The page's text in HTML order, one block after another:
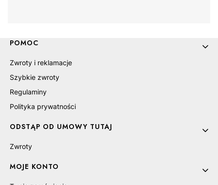
Linki w stopce
POMOC
Zwroty i reklamacje
Szybkie zwroty
Regulaminy
Polityka prywatności
ODSTĄP OD UMOWY TUTAJ
Zwroty
MOJE KONTO